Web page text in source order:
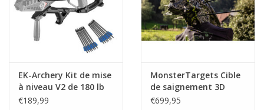
EK-Archery Kit de mise
à niveau V2 de 180 lb
pour X-Bow Adder
€189,99
MonsterTargets Cible
de saignement 3D
Alien Xenomorph à
€699,95